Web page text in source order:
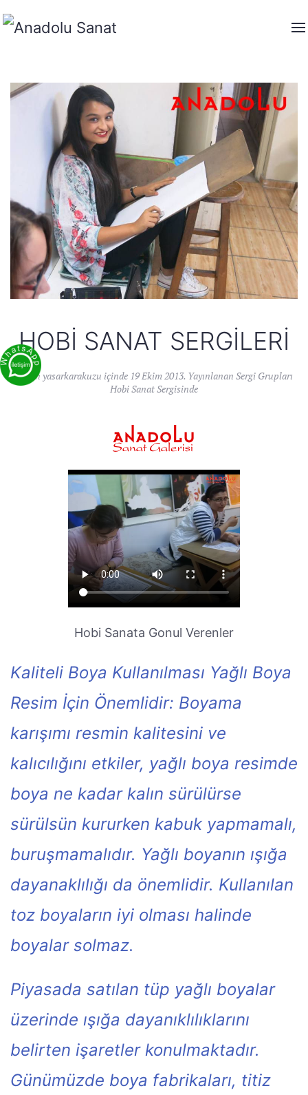
HOBI SANAT SERGILERI
Yazanyasarkarakuzu içinde 19 Ekim 2013. Yayınlanan Sergi Grupları
Hobi Sanat Sergisinde
Hobi Sanata Gonul Verenler
Kaliteli Boya Kullanılması Yağlı Boya
Resim İçin Önemlidir: Boyama
karışımı resmin kalitesini ve
kalıcılığını etkiler, yağlı boya resimde
boya ne kadar kalın sürülürse
sürülsün kururken kabuk yapmamalı,
buruşmamalıdır. Yağlı boyanın ışığa
dayanaklılığı da önemlidir. Kullanılan
toz boyaların iyi olması halinde
boyalar solmaz.
Piyasada satılan tüp yağlı boyalar
üzerinde ışığa dayanıklılıklarını
belirten işaretler konulmaktadır.
Günümüzde boya fabrikaları, titiz